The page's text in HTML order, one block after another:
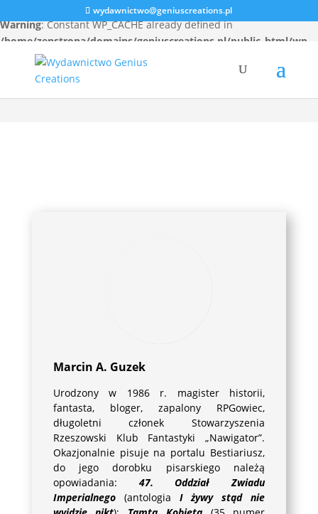
Warning: Constant WP_CACHE already defined in
/home/zenstrona/domains/geniuscreations.pl/public_html/wp-
config.phpon line94
wydawnictwo@geniuscreations.pl
Marcin A. Guzek
Urodzony w 1986 r. magister historii,
fantasta, bloger, zapalony RPGowiec,
długoletni członek Stowarzyszenia
Rzeszowski Klub Fantastyki „Nawigator”.
Okazjonalnie pisuje na portalu Bestiariusz,
do jego dorobku pisarskiego należą
opowiadania: 47. Oddział Zwiadu
Imperialnego(antologia I żywy stąd nie